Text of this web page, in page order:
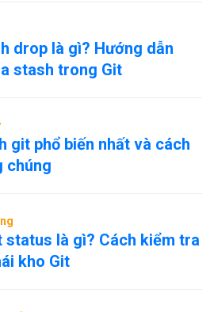
drop là gì? Hướng dẫn
stash trong Git
git phổ biến nhất và cách
chúng
status là gì? Cách kiểm tra
kho Git